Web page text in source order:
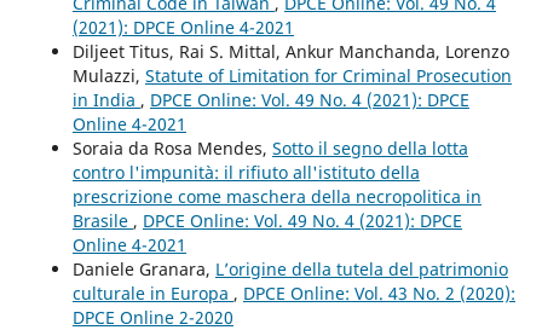
(2021): DPCE Online 4-2021
Diljeet Titus, Rai S. Mittal, Ankur Manchanda, Lorenzo
Mulazzi, Statute of Limitation for Criminal Prosecution
in India , DPCE Online: Vol. 49 No. 4 (2021): DPCE
Online 4-2021
Soraia da Rosa Mendes, Sotto il segno della lotta
contro l'impunità: il rifiuto all'istituto della
prescrizione come maschera della necropolitica in
Brasile , DPCE Online: Vol. 49 No. 4 (2021): DPCE
Online 4-2021
Daniele Granara, L’origine della tutela del patrimonio
culturale in Europa , DPCE Online: Vol. 43 No. 2 (2020):
DPCE Online 2-2020